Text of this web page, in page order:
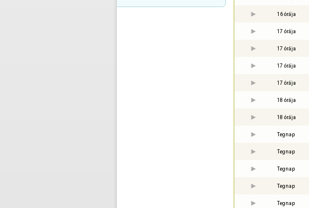
16 órája
17 órája
17 órája
17 órája
17 órája
18 órája
18 órája
Tegnap
Tegnap
Tegnap
Tegnap
Tegnap